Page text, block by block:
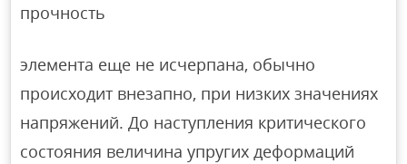
прочность
элемента еще не исчерпана, обычно
происходит внезапно, при низких значениях
напряжений. До наступления критического
состояния величина упругих деформаций